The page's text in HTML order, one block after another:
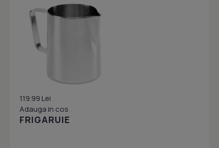
119.99 Lei
Adauga in cos
FRIGARUIE